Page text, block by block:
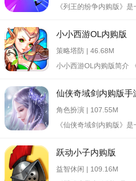
小小西游OL内购版
策略塔防 | 46.68M
仙侠奇域剑内购版手
角色扮演 | 107.55M
跃动小子内购版
益智休闲 | 109.16M